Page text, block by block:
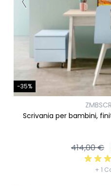
-35%
Scrivania per bambini,
414,00 €
+ 1